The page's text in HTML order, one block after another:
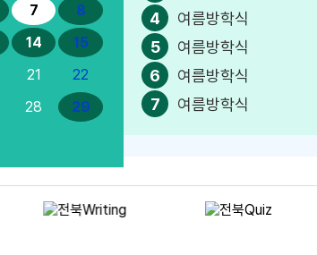
7
8
14
15
21
22
28
29
4
여름방학식
5
여름방학식
6
여름방학식
7
여름방학식
8
여름방학식
10
여름방학식
여름방학식